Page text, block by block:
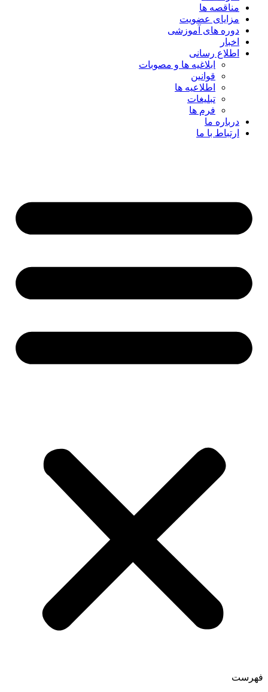
مناقصه ها
مزایای عضویت
دوره های آموزشی
اخبار
اطلاع رسانی
ابلاغیه ها و مصوبات
قوانین
اطلاعیه ها
تبلیغات
فرم ها
درباره ما
ارتباط با ما
فهرست